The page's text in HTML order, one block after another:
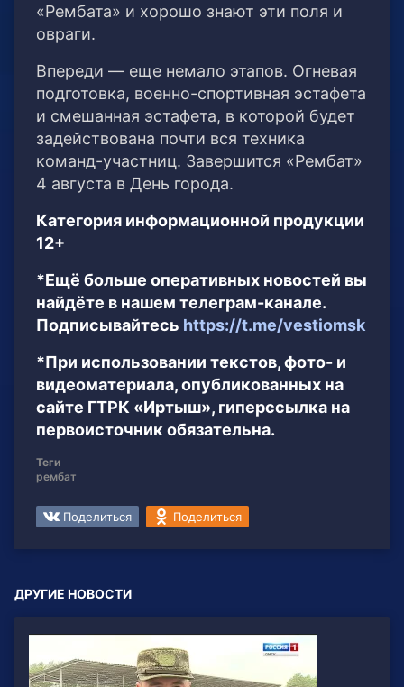
«Рембата» и хорошо знают эти поля и
овраги.
Впереди — еще немало этапов. Огневая
подготовка, военно-спортивная эстафета
и смешанная эстафета, в которой будет
задействована почти вся техника
команд-участниц. Завершится «Рембат»
4 августа в День города.
Категория информационной продукции
12+
*Ещё больше оперативных новостей вы
найдёте в нашем телеграм-канале.
Подписывайтесь https://t.me/vestiomsk
*При использовании текстов, фото- и
видеоматериала, опубликованных на
сайте ГТРК «Иртыш», гиперссылка на
первоисточник обязательна.
Теги
рембат
Поделиться Поделиться
ДРУГИЕ НОВОСТИ